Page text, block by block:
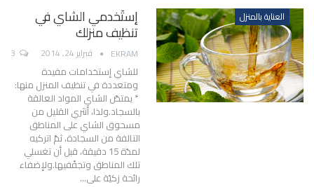
العناية بالمنزل إستَخدمي الشاي في
تنظيف منزلك
EKRAM فبراير 24, 2014
للشاي إستخدامات مفيدة
ومتعددة في تنظيف المنزل منها:
* يمتصّ الشاي المواد العالقة
بالسجاد.ولذا، أنثري القليل من
مسحوق الشاي على المناطق
التالفة من السجادة، ثمّ اتركيه
لمدّة 15 دقيقة، قبل أن تغسلي
تلك المناطق وتجفّفيها.ولإضفاء
رائحة زكيّة على…